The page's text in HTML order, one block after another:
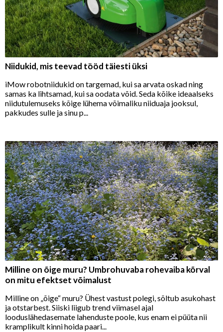
Niidukid, mis teevad tööd täiesti üksi
iMow robotniidukid on targemad, kui sa arvata oskad ning
samas ka lihtsamad, kui sa oodata võid. Seda kõike ideaalseks
niidutulemuseks kõige lühema võimaliku niiduaja jooksul,
pakkudes sulle ja sinu p...
Milline on õige muru? Umbrohuvaba rohevaiba kõrval
on mitu efektset võimalust
Milline on „õige“ muru? Ühest vastust polegi, sõltub asukohast
ja otstarbest. Siiski liigub trend viimasel ajal
looduslähedasemate lahenduste poole, kus enam ei püüta nii
kramplikult kinni hoida paari...